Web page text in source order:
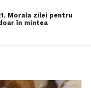
Morala zilei pentru
în mintea